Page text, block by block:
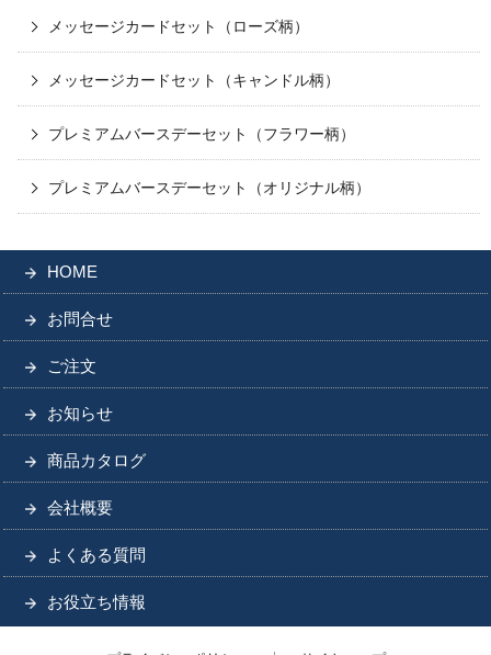
メッセージカードセット（ローズ柄）
メッセージカードセット（キャンドル柄）
プレミアムバースデーセット（フラワー柄）
プレミアムバースデーセット（オリジナル柄）
HOME
お問合せ
ご注文
お知らせ
商品カタログ
会社概要
よくある質問
お役立ち情報